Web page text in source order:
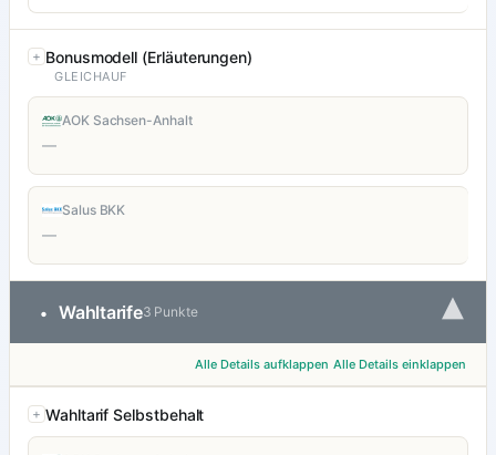
Bonusmodell (Erläuterungen)
GLEICHAUF
AOK Sachsen-Anhalt
—
Salus BKK
—
• Wahltarife3 Punkte ▾
Alle Details aufklappen Alle Details einklappen
Wahltarif Selbstbehalt